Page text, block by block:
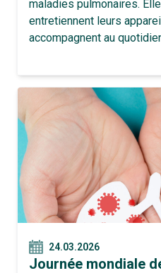
maladies pulmonaires.
entretiennent leurs
accompagnent au
24.03.2026
Journée mondiale